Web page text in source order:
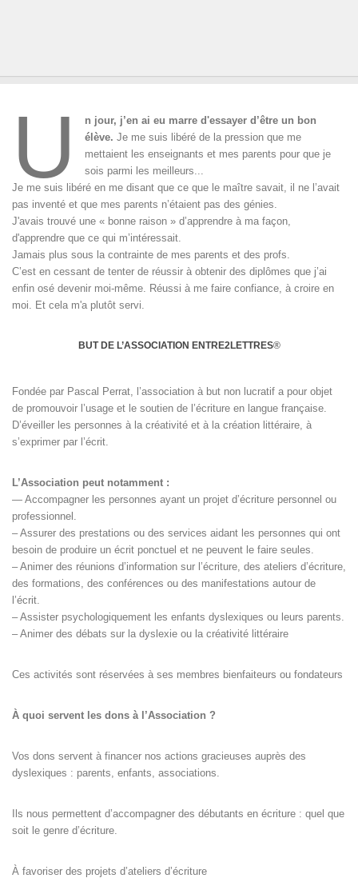
U
n jour, j’en ai eu marre d'essayer d’être un bon
élève.Je me suis libéré de la pression que me
mettaient les enseignants et mes parents pour que je
sois parmi les meilleurs...
Je me suis libéré en me disant que ce que le maître savait, il ne l’avait
pas inventé et que mes parents n’étaient pas des génies.
J'avais trouvé une « bonne raison » d’apprendre à ma façon,
d'apprendre que ce qui m’intéressait.
Jamais plus sous la contrainte de mes parents et des profs.
C’est en cessant de tenter de réussir à obtenir des diplômes que j’ai
enfin osé devenir moi-même. Réussi à me faire confiance, à croire en
moi. Et cela m'a plutôt servi.
BUT DE L’ASSOCIATION ENTRE2LETTRES®
Fondée par Pascal Perrat, l’association à but non lucratif a pour objet
de promouvoir l’usage et le soutien de l’écriture en langue française.
D’éveiller les personnes à la créativité et à la création littéraire, à
s’exprimer par l’écrit.
L’Association peut notamment :
— Accompagner les personnes ayant un projet d’écriture personnel ou
professionnel.
– Assurer des prestations ou des services aidant les personnes qui ont
besoin de produire un écrit ponctuel et ne peuvent le faire seules.
– Animer des réunions d’information sur l’écriture, des ateliers d’écriture,
des formations, des conférences ou des manifestations autour de
l’écrit.
– Assister psychologiquement les enfants dyslexiques ou leurs parents.
– Animer des débats sur la dyslexie ou la créativité littéraire
Ces activités sont réservées à ses membres bienfaiteurs ou fondateurs
À quoi servent les dons à l’Association ?
Vos dons servent à financer nos actions gracieuses auprès des
dyslexiques : parents, enfants, associations.
Ils nous permettent d’accompagner des débutants en écriture : quel que
soit le genre d’écriture.
À favoriser des projets d’ateliers d’écriture